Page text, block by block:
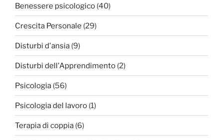
Benessere psicologico (40)
Crescita Personale (29)
Disturbi d'ansia (9)
Disturbi dell'Apprendimento (2)
Psicologia (56)
Psicologia del lavoro (1)
Terapia di coppia (6)